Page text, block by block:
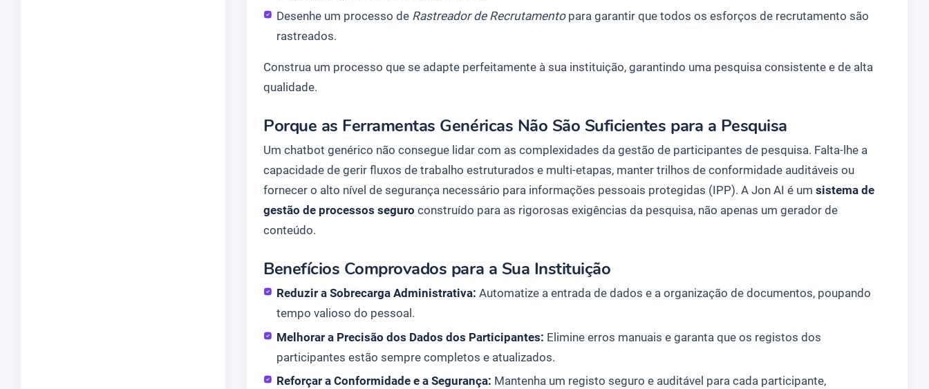
Desenhe um processo de Rastreador de Recrutamentopara garantir que todos os esforços de recrutamento são
rastreados.
Construa um processo que se adapte perfeitamente à sua instituição, garantindo uma pesquisa consistente e de alta
qualidade.
Porque as Ferramentas Genéricas Não São Suficientes para a Pesquisa
Um chatbot genérico não consegue lidar com as complexidades da gestão de participantes de pesquisa. Falta-lhe a
capacidade de gerir fluxos de trabalho estruturados e multi-etapas, manter trilhos de conformidade auditáveis ou
fornecer o alto nível de segurança necessário para informações pessoais protegidas (IPP). A Jon AI é um sistema de
gestão de processos seguro construído para as rigorosas exigências da pesquisa, não apenas um gerador de
conteúdo.
Benefícios Comprovados para a Sua Instituição
Reduzir a Sobrecarga Administrativa: Automatize a entrada de dados e a organização de documentos, poupando
tempo valioso do pessoal.
Melhorar a Precisão dos Dados dos Participantes: Elimine erros manuais e garanta que os registos dos
participantes estão sempre completos e atualizados.
Reforçar a Conformidade e a Segurança: Mantenha um registo seguro e auditável para cada participante,